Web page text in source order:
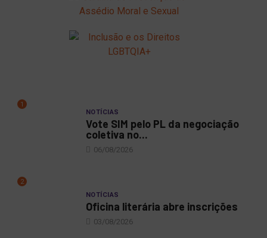
1
NOTÍCIAS
Vote SIM pelo PL da negociação
coletiva no...
06/08/2026
2
NOTÍCIAS
Oficina literária abre inscrições
03/08/2026